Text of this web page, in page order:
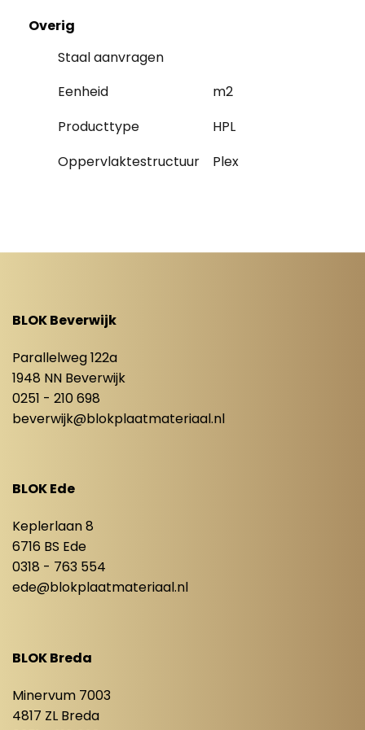
Overig
Staal aanvragen
Eenheid
m2
Producttype
HPL
Oppervlaktestructuur
Plex
BLOK Beverwijk
Parallelweg 122a
1948 NN Beverwijk
0251 - 210 698
beverwijk@blokplaatmateriaal.nl
BLOK Ede
Keplerlaan 8
6716 BS Ede
0318 - 763 554
ede@blokplaatmateriaal.nl
BLOK Breda
Minervum 7003
4817 ZL Breda